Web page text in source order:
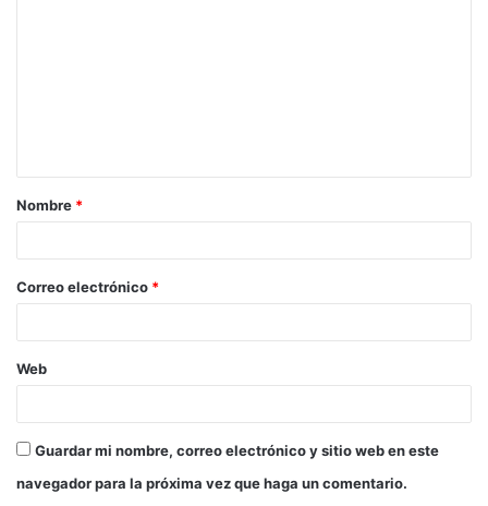
a
r
*
Nombre *
Correo electrónico *
Web
Guardar mi nombre, correo electrónico y sitio web en este
navegador para la próxima vez que haga un comentario.